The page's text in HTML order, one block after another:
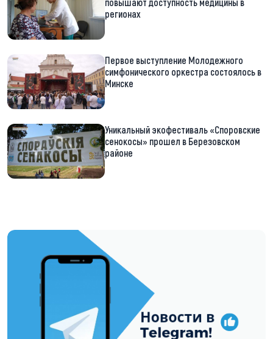
регионах
Первое выступление Молодежного
симфонического оркестра состоялось в
Минске
Уникальный экофестиваль «Споровские
сенокосы» прошел в Березовском
районе
https://t.me/minskctvby